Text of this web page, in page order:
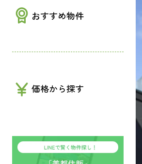
おすすめ物件
価格から探す